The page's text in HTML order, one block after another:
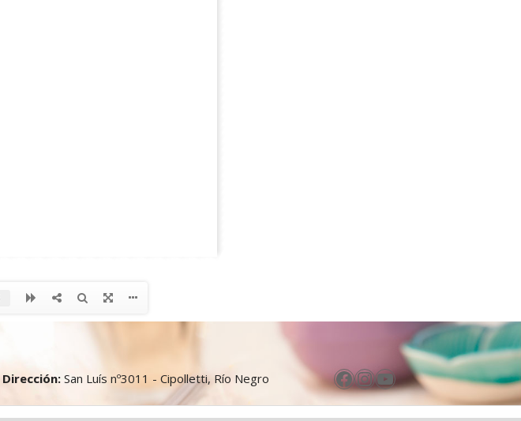
Dirección: San Luís nº3011 - Cipolletti, Río Negro Facebook
Instagram
YouTube